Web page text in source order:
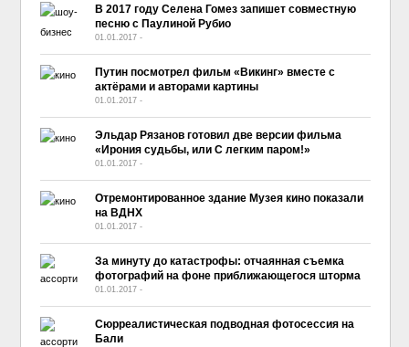
В 2017 году Селена Гомез запишет совместную
песню с Паулиной Рубио
01.01.2017 -
Путин посмотрел фильм «Викинг» вместе с
актёрами и авторами картины
01.01.2017 -
Эльдар Рязанов готовил две версии фильма
«Ирония судьбы, или С легким паром!»
01.01.2017 -
Отремонтированное здание Музея кино показали
на ВДНХ
01.01.2017 -
За минуту до катастрофы: отчаянная съемка
фотографий на фоне приближающегося шторма
01.01.2017 -
Сюрреалистическая подводная фотосессия на
Бали